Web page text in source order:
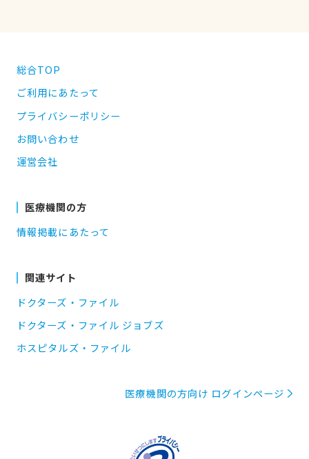
総合TOP
ご利用にあたって
プライバシーポリシー
お問い合わせ
運営会社
医療機関の方
情報掲載にあたって
関連サイト
ドクターズ・ファイル
ドクターズ・ファイル ジョブズ
ホスピタルズ・ファイル
医療機関の方向け ログインページ